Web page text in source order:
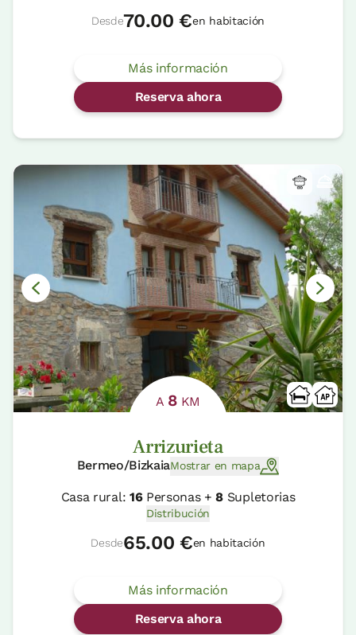
Desde70.00 €en habitación
Más información
Reserva ahora
A 8 KM
Arrizurieta
Bermeo/BizkaiaMostrar en mapa
Casa rural: 16Personas +8 Supletorias
Distribución
Desde65.00 €en habitación
Más información
Reserva ahora